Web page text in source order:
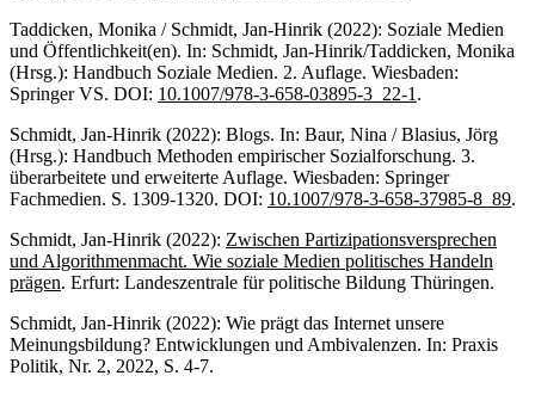
Taddicken, Monika / Schmidt, Jan-Hinrik (2022): Soziale Medien
und Öffentlichkeit(en). In: Schmidt, Jan-Hinrik/Taddicken, Monika
(Hrsg.): Handbuch Soziale Medien. 2. Auflage. Wiesbaden:
Springer VS. DOI: 10.1007/978-3-658-03895-3_22-1 .
Schmidt, Jan-Hinrik (2022): Blogs. In: Baur, Nina / Blasius, Jörg
(Hrsg.): Handbuch Methoden empirischer Sozialforschung. 3.
überarbeitete und erweiterte Auflage. Wiesbaden: Springer
Fachmedien. S. 1309-1320. DOI: 10.1007/978-3-658-37985-8_89.
Schmidt, Jan-Hinrik (2022): Zwischen Partizipationsversprechen
und Algorithmenmacht. Wie soziale Medien politisches Handeln
prägen. Erfurt: Landeszentrale für politische Bildung Thüringen.
Schmidt, Jan-Hinrik (2022): Wie prägt das Internet unsere
Meinungsbildung? Entwicklungen und Ambivalenzen. In: Praxis
Politik, Nr. 2, 2022, S. 4-7.